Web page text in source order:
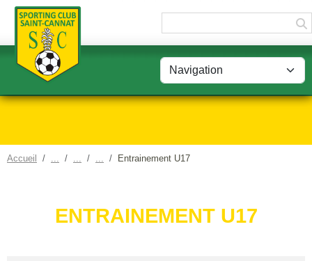
Accueil Entrainement U17
ENTRAINEMENT U17
Panneau de gestion des cookies